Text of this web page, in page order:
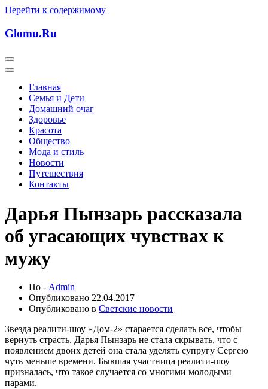
Перейти к содержимому
Glomu.Ru
Главная
Семья и Дети
Домашний очаг
Здоровье
Красота
Общество
Мода и стиль
Новости
Путешествия
Контакты
Дарья Пынзарь рассказала
об угасающих чувствах к
мужу
По - Admin
Опубликовано 22.04.2017
Опубликовано в Светские новости
Звезда реалити-шоу «Дом-2» старается сделать все, чтобы
вернуть страсть. Дарья Пынзарь не стала скрывать, что с
появлением двоих детей она стала уделять супругу Сергею
чуть меньше времени. Бывшая участница реалити-шоу
призналась, что такое случается со многими молодыми
парами.